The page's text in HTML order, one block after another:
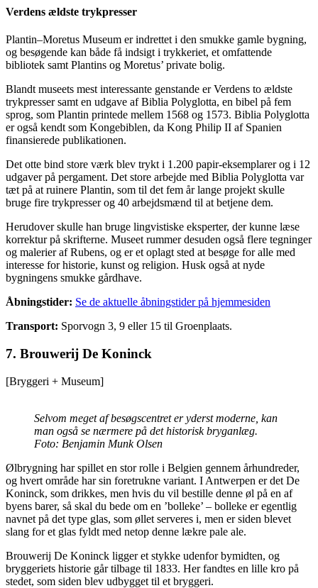
Verdens ældste trykpresser
Plantin–Moretus Museum er indrettet i den smukke gamle bygning,
og besøgende kan både få indsigt i trykkeriet, et omfattende
bibliotek samt Plantins og Moretus’ private bolig.
Blandt museets mest interessante genstande er Verdens to ældste
trykpresser samt en udgave af Biblia Polyglotta, en bibel på fem
sprog, som Plantin printede mellem 1568 og 1573. Biblia Polyglotta
er også kendt som Kongebiblen, da Kong Philip II af Spanien
finansierede publikationen.
Det otte bind store værk blev trykt i 1.200 papir-eksemplarer og i 12
udgaver på pergament. Det store arbejde med Biblia Polyglotta var
tæt på at ruinere Plantin, som til det fem år lange projekt skulle
bruge fire trykpresser og 40 arbejdsmænd til at betjene dem.
Herudover skulle han bruge lingvistiske eksperter, der kunne læse
korrektur på skrifterne. Museet rummer desuden også flere tegninger
og malerier af Rubens, og er et oplagt sted at besøge for alle med
interesse for historie, kunst og religion. Husk også at nyde
bygningens smukke gårdhave.
Åbningstider: Se de aktuelle åbningstider på hjemmesiden
Transport: Sporvogn 3, 9 eller 15 til Groenplaats.
7. Brouwerij De Koninck
[Bryggeri + Museum]
Selvom meget af besøgscentret er yderst moderne, kan
man også se nærmere på det historisk bryganlæg.
Foto: Benjamin Munk Olsen
Ølbrygning har spillet en stor rolle i Belgien gennem århundreder,
og hvert område har sin foretrukne variant. I Antwerpen er det De
Koninck, som drikkes, men hvis du vil bestille denne øl på en af
byens barer, så skal du bede om en ’bolleke’ – bolleke er egentlig
navnet på det type glas, som øllet serveres i, men er siden blevet
slang for et glas fyldt med netop denne lækre pale ale.
Brouwerij De Koninck ligger et stykke udenfor bymidten, og
bryggeriets historie går tilbage til 1833. Her fandtes en lille kro på
stedet, som siden blev udbygget til et bryggeri.